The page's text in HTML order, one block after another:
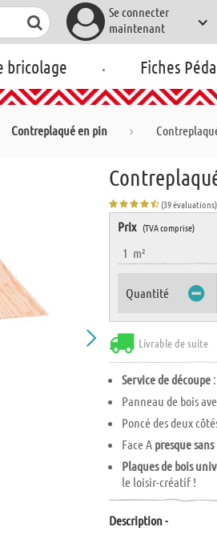
Se connecter
maintenant
bricolage . Fiches
Contreplaqué en pin
(39 évaluations)
Prix (TVA comprise)
1 m²
Quantité
Livrable de suite
Service de découpe
Panneau de bois
Poncé des deux
Face A presque
Plaques de bois
le loisir-créatif !
Description -